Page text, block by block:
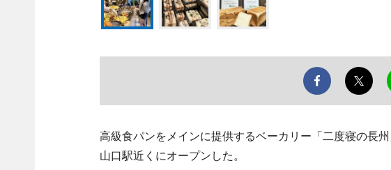
高級食パンをメインに提供するベーカリー「二度寝の長
山口駅近くにオープンした。